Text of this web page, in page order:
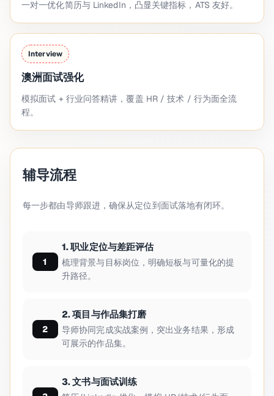
一对一优化简历与 LinkedIn，凸显关键指标，ATS 友好。
Interview
澳洲面试强化
模拟面试 + 行业问答精讲，覆盖 HR / 技术 / 行为面全流
程。
辅导流程
每一步都由导师跟进，确保从定位到面试落地有闭环。
1. 职业定位与差距评估
梳理背景与目标岗位，明确短板与可量化的提
升路径。
2. 项目与作品集打磨
导师协同完成实战案例，突出业务结果，形成
可展示的作品集。
3. 文书与面试训练